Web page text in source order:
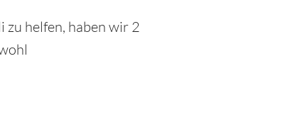
zu helfen, haben wir 2